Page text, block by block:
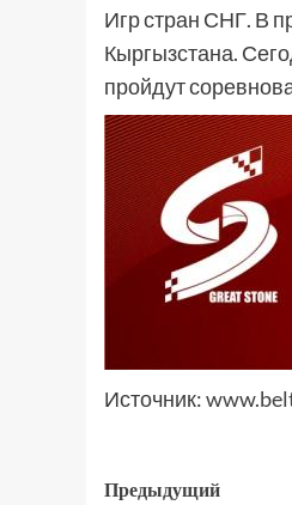
Игр стран СНГ. В
Кыргызстана.
пройдут
Источник:
Предыдущий